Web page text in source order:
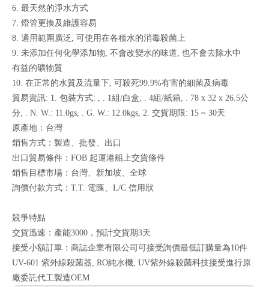
6. 最天然的淨水方式
7. 燈管更換及維護容易
8. 適用範圍廣泛, 可使用在各種水的消毒殺菌上
9. 未添加任何化學添加物, 不會改變水的味道, 也不會去除水中
有益的礦物質
10. 在正常的水質及流量下, 可殺死99.9%有害的細菌及病毒
貿易資訊: 1. 包裝方式: , . 1組/白盒, . 4組/紙箱, . 78 x 32 x 26.5公
分, . N. W.: 11.0gs, . G. W.: 12.0kgs, 2. 交貨期限: 15 ~ 30天
原產地：台灣
銷售方式：製造、批發、出口
出口貿易條件：FOB 起運港船上交貨條件
銷售目標市場：台灣、新加坡、全球
詢價付款方式：T.T. 電匯、L/C 信用狀
競爭特點
交貨迅速：產能3000，預計交貨期3天
接受小額訂單：商誌企業有限公司可接受詢價最低訂購量為10件
UV-601 紫外線殺菌器, RO純水機, UV紫外線殺菌科技接受進行原
廠委託代工製造OEM